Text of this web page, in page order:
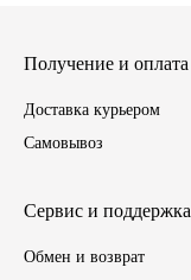
Cummmins
Автотовары
Автоаксессуары
Получение и оплата
Доставка курьером
Самовывоз
Сервис и поддержка
Обмен и возврат